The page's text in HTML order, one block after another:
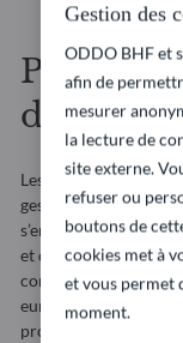
des
Les filiales de ODDO
gestion d’actifs («
s’engagent à ce que
et dans le cadre de
conformes au
européen et du
protection des
Gestion des
ODDO BHF et
afin de
mesurer
la lecture de
site externe.
refuser ou
boutons de
cookies met à
et vous permet
moment.